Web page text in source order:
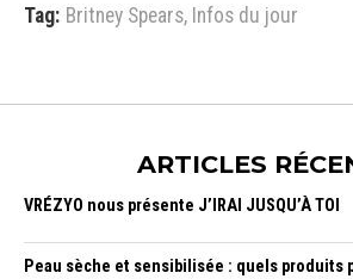
Tag: Britney Spears, Infos du jour
ARTICLES
VRÉZYO nous présente J’IRAI JUSQU’À TOI
Peau sèche et sensibilisée : quels produits